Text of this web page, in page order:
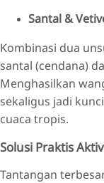
Santal &
Kombinasi dua
santal (cendana)
Menghasilkan
sekaligus jadi
cuaca tropis.
Solusi Praktis
Tantangan